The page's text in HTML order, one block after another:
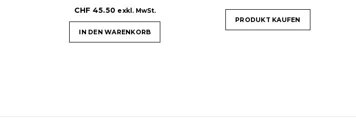
CHF 45.50 exkl. MwSt.
IN DEN WARENKORB
PRODUKT KAUFEN